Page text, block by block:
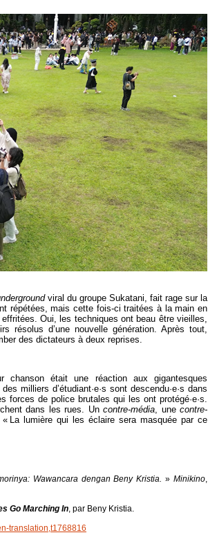
viral du groupe Sukatani, fait rage sur la
répétées, mais cette fois-ci traitées à la main en
Oui, les techniques ont beau être vieilles,
résolus d’une nouvelle génération. Après tout,
des dictateurs à deux reprises.
était une réaction aux gigantesques
milliers d’étudiant·e·s sont descendu·e·s dans
forces de police brutales qui les ont protégé·e·s.
dans les rues. Uncontre-média, unecontre-
La lumière qui les éclaire sera masquée par ce
Wawancara dengan Beny Kristia. »Minikino,
Go Marching In, par Beny Kristia.
translation,t1768816